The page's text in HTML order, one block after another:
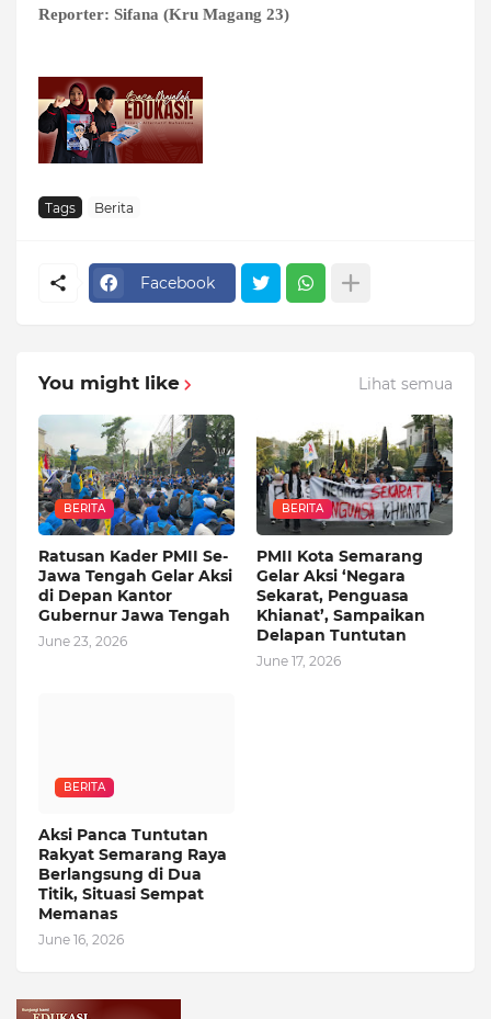
Reporter: Sifana (Kru Magang 23)
Tags Berita
Facebook
You might like Lihat semua
BERITA
Ratusan Kader PMII Se-
Jawa Tengah Gelar Aksi
di Depan Kantor
Gubernur Jawa Tengah
June 23, 2026
BERITA
PMII Kota Semarang
Gelar Aksi ‘Negara
Sekarat, Penguasa
Khianat’, Sampaikan
Delapan Tuntutan
June 17, 2026
BERITA
Aksi Panca Tuntutan
Rakyat Semarang Raya
Berlangsung di Dua
Titik, Situasi Sempat
Memanas
June 16, 2026